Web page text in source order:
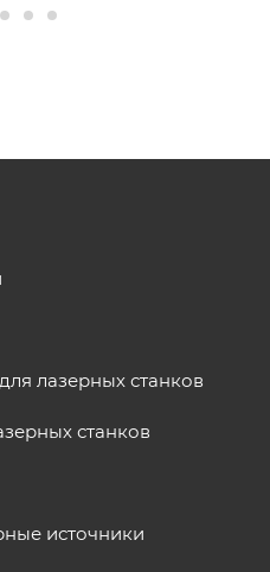
лазерных станков
станков
источники